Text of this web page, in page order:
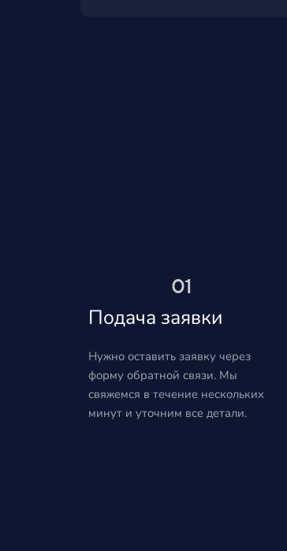
01
Подача заявки
Нужно оставить заявку через
форму обратной связи. Мы
свяжемся в течение нескольких
минут и уточним все детали.